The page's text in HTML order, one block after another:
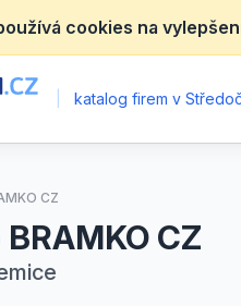
cookies na
katalog firem v
CZ
CZ